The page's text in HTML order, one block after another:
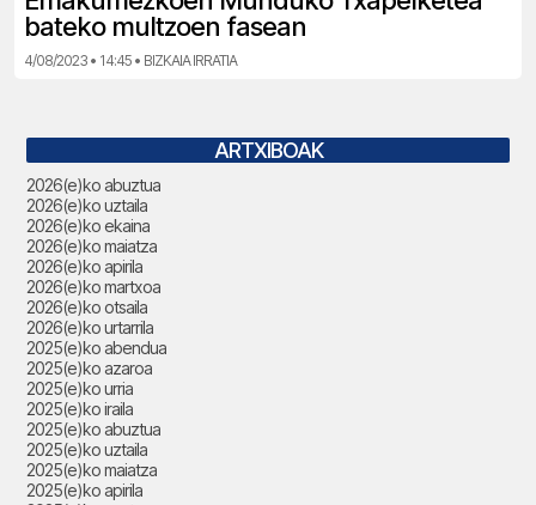
bateko multzoen fasean
4/08/2023 • 14:45 • BIZKAIA IRRATIA
ARTXIBOAK
2026(e)ko abuztua
2026(e)ko uztaila
2026(e)ko ekaina
2026(e)ko maiatza
2026(e)ko apirila
2026(e)ko martxoa
2026(e)ko otsaila
2026(e)ko urtarrila
2025(e)ko abendua
2025(e)ko azaroa
2025(e)ko urria
2025(e)ko iraila
2025(e)ko abuztua
2025(e)ko uztaila
2025(e)ko maiatza
2025(e)ko apirila